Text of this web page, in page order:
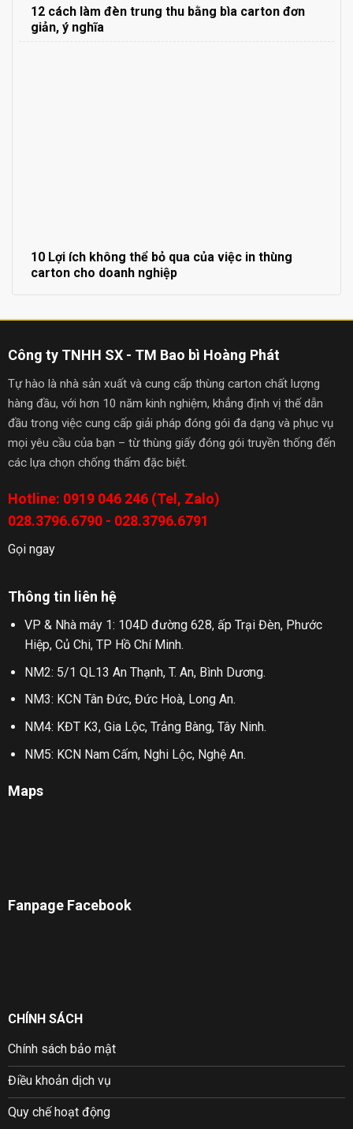
12 cách làm đèn trung thu bằng bìa carton đơn
giản, ý nghĩa
10 Lợi ích không thể bỏ qua của việc in thùng
carton cho doanh nghiệp
Công ty TNHH SX - TM Bao bì Hoàng Phát
Tự hào là nhà sản xuất và cung cấp thùng carton chất lượng
hàng đầu, với hơn 10 năm kinh nghiệm, khẳng định vị thế dẫn
đầu trong việc cung cấp giải pháp đóng gói đa dạng và phục vụ
mọi yêu cầu của bạn – từ thùng giấy đóng gói truyền thống đến
các lựa chọn chống thấm đặc biệt.
Hotline: 0919 046 246 (Tel, Zalo)
028.3796.6790 - 028.3796.6791
Gọi ngay
Thông tin liên hệ
VP & Nhà máy 1: 104D đường 628, ấp Trại Đèn, Phước
Hiệp, Củ Chi, TP Hồ Chí Minh.
NM2: 5/1 QL13 An Thạnh, T. An, Bình Dương.
NM3: KCN Tân Đức, Đức Hoà, Long An.
NM4: KĐT K3, Gia Lộc, Trảng Bàng, Tây Ninh.
NM5: KCN Nam Cấm, Nghi Lộc, Nghệ An.
Maps
Fanpage Facebook
CHÍNH SÁCH
Chính sách bảo mật
Điều khoản dịch vụ
Quy chế hoạt động